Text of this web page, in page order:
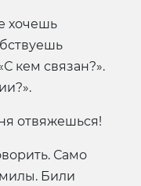
хочешь
кем связан?».
отвяжешься!
Само
Били